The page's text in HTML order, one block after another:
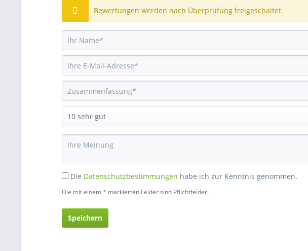
Bewertungen werden nach Überprüfung freigeschaltet.
Die Datenschutzbestimmungen habe ich zur Kenntnis genommen.
Die mit einem * markierten Felder sind Pflichtfelder.
Speichern